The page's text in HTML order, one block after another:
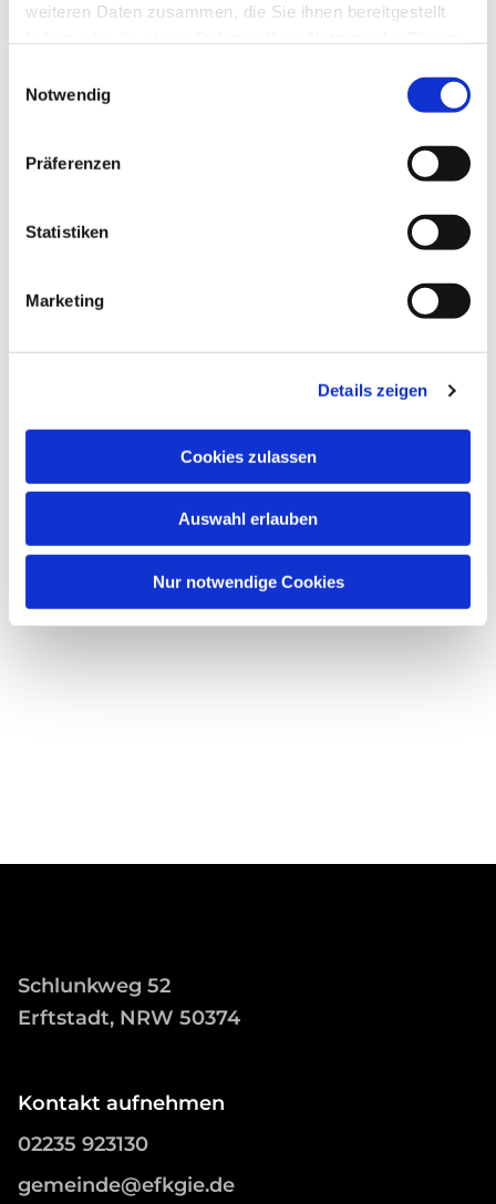
weiteren Daten zusammen, die Sie ihnen bereitgestellt
Notwendig
Präferenzen
Statistiken
Marketing
Details zeigen
Cookies zulassen
Auswahl erlauben
Nur notwendige Cookies
Dies könnte Sie auch
Schlunkweg 52
Erftstadt, NRW 50374
Kontakt aufnehmen
02235 923130
gemeinde@efkgie.de